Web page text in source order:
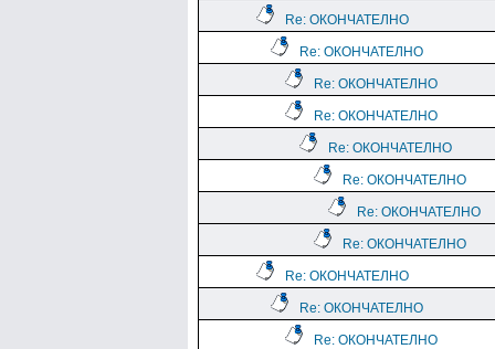
Re: ОКОНЧАТЕЛНО
Re: ОКОНЧАТЕЛНО
Re: ОКОНЧАТЕЛНО
Re: ОКОНЧАТЕЛНО
Re: ОКОНЧАТЕЛНО
Re: ОКОНЧАТЕЛНО
Re: ОКОНЧАТЕЛНО
Re: ОКОНЧАТЕЛНО
Re: ОКОНЧАТЕЛНО
Re: ОКОНЧАТЕЛНО
Re: ОКОНЧАТЕЛНО